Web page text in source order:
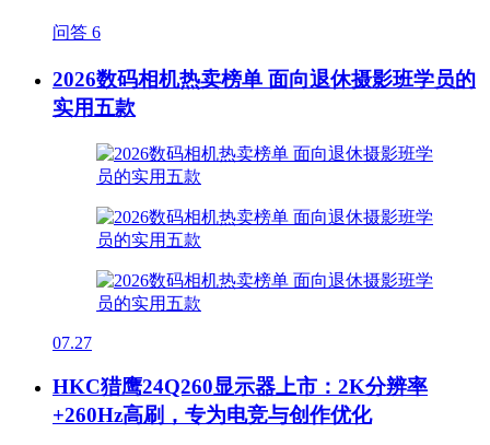
问答 6
2026数码相机热卖榜单 面向退休摄影班学员的
实用五款
07.27
HKC猎鹰24Q260显示器上市：2K分辨率
+260Hz高刷，专为电竞与创作优化